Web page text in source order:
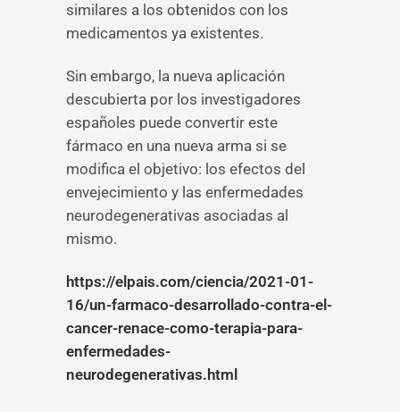
similares a los obtenidos con los
medicamentos ya existentes.
Sin embargo, la nueva aplicación
descubierta por los investigadores
españoles puede convertir este
fármaco en una nueva arma si se
modifica el objetivo: los efectos del
envejecimiento y las enfermedades
neurodegenerativas asociadas al
mismo.
https://elpais.com/ciencia/2021-01-
16/un-farmaco-desarrollado-contra-el-
cancer-renace-como-terapia-para-
enfermedades-
neurodegenerativas.html